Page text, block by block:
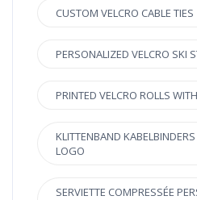
CUSTOM VELCRO CABLE TIES
PERSONALIZED VELCRO SKI
PRINTED VELCRO ROLLS
KLITTENBAND
LOGO
SERVIETTE COMPRESSÉE